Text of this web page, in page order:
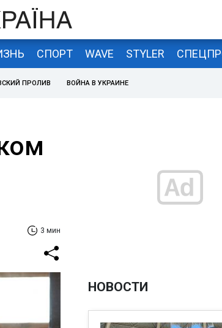
СПОРТ WAVE STYLER
ПРОЛИВ ВОЙНА В УКРАИНЕ
3 мин
НОВОСТИ